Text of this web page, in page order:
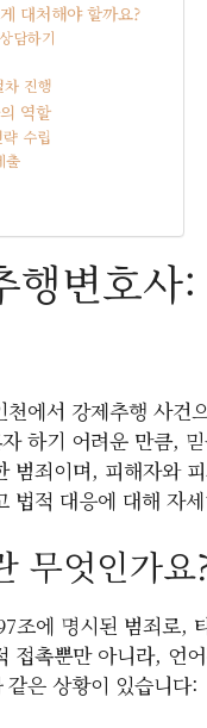
대처해야 할까요?
담하기
진행
역할
수립
출
행변호
에서 강제추행 사건
하기 어려운 만큼,
범죄이며, 피해자와
법적 대응에 대해 자
무엇인가요
조에 명시된 범죄로,
접촉뿐만 아니라, 언
은 상황이 있습니다: